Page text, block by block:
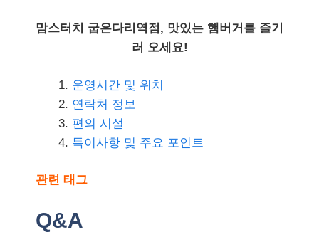
맘스터치 굽은다리역점, 맛있는 햄버거를 즐기
러 오세요!
운영시간 및 위치
연락처 정보
편의 시설
특이사항 및 주요 포인트
관련 태그
Q&A